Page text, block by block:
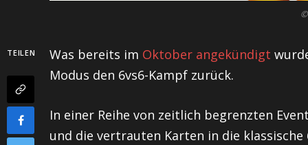
©
TEILEN Was bereits im Oktober angekündigt
Modus den 6vs6-Kampf zurück.
In einer Reihe von zeitlich begrenzten
und die vertrauten Karten in die